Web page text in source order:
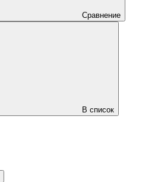
Сравнение
В список